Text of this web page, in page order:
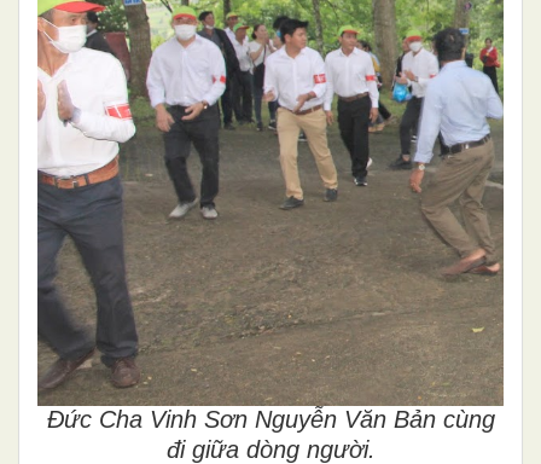
Đức Cha Vinh Sơn Nguyễn Văn Bản cùng
đi giữa dòng người.